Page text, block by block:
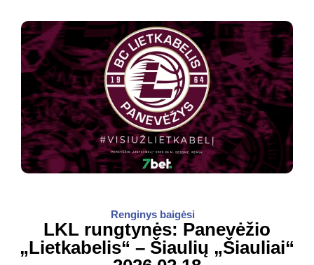
Renginys baigėsi
LKL rungtynės: Panevėžio
„Lietkabelis“ – Šiaulių „Šiauliai“